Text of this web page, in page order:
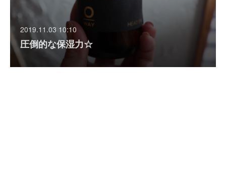
2019.11.03 10:10
圧倒的な保湿力☆